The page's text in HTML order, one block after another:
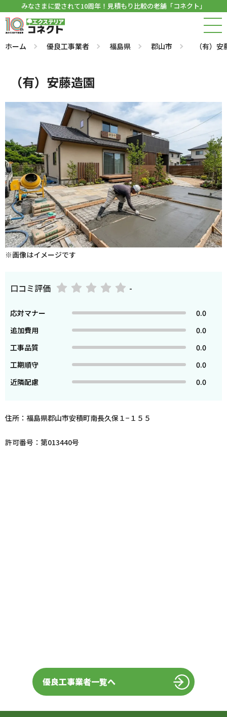
みなさまに愛されて10周年！見積もり比較の老舗「コネクト」
ホーム 優良工事業者 福島県 郡山市 （有）
（有）安藤造園
※画像はイメージです
口コミ評価 -
応対マナー
0.0
追加費用
0.0
工事品質
0.0
工期順守
0.0
近隣配慮
0.0
住所：福島県郡山市安積町南長久保１−１５５
許可番号：第013440号
優良工事業者一覧へ